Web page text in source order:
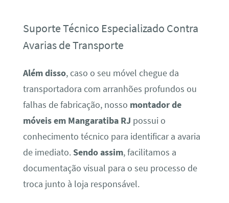
Suporte Técnico Especializado Contra
Avarias de Transporte
Além disso, caso o seu móvel chegue da
transportadora com arranhões profundos ou
falhas de fabricação, nosso montador de
móveis em Mangaratiba RJ possui o
conhecimento técnico para identificar a avaria
de imediato. Sendo assim, facilitamos a
documentação visual para o seu processo de
troca junto à loja responsável.